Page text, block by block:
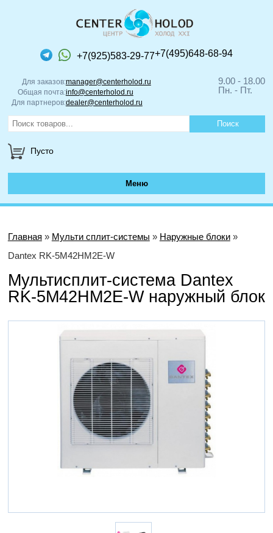
+7(925)583-29-77+7(495)648-68-94
Для заказов:manager@centerholod.ru
Общая почта:info@centerholod.ru
Для партнеров:dealer@centerholod.ru
9.00 - 18.00
Пн. - Пт.
Пусто
Меню
Главная » Мульти сплит-системы » Наружные блоки»
Dantex RK-5M42HM2E-W
Мультисплит-система Dantex
RK-5M42HM2E-W наружный блок